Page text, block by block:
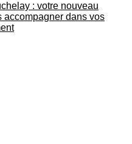
: votre nouveau
accompagner dans vos